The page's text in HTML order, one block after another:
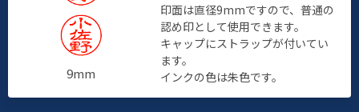
9mm
印面は直径9mmですので、普通の
認め印として使用できます。
キャップにストラップが付いてい
ます。
インクの色は朱色です。